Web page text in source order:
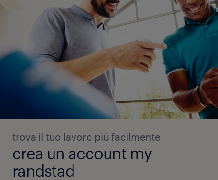
trova il tuo lavoro più facilmente
crea un account my
randstad